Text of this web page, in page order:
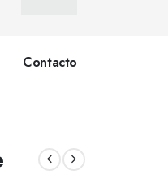
Contacto